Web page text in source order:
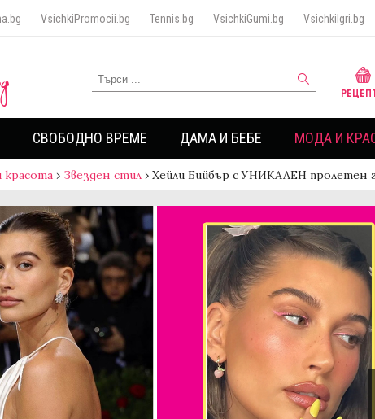
VsichkiPromocii.bg Tennis.bg VsichkiGumi.bg VsichkiIgri.bg
СВОБОДНО ВРЕМЕ ДАМА И БЕБЕ МОДА И
красота › Звезден стил › Хейли Бийбър с УНИКАЛЕН пролетен